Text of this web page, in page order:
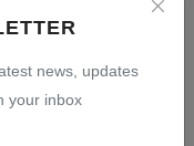
news, updates
your inbox